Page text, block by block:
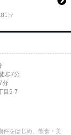
㎡
歩7分
分
目5-7
件をはじめ、飲食・美